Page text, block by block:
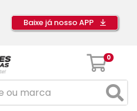
Baixe já nosso APP
0